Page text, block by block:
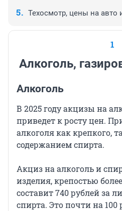
Техосмотр, цены на авто
1
Алкоголь,
Алкоголь
В 2025 году акцизы на
приведет к росту цен.
алкоголя как крепкого,
содержанием спирта.
Акциз на алкоголь и
изделия, крепостью более
составит 740 рублей за
спирта. Это почти на